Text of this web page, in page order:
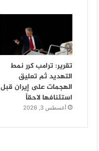
تقرير: ترامب كرر نمط
التهديد ثم تعليق
الهجمات على إيران قبل
استئنافها لاحقاً
أغسطس 3, 2026